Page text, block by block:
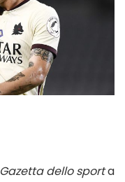
Gazetta dello sporta